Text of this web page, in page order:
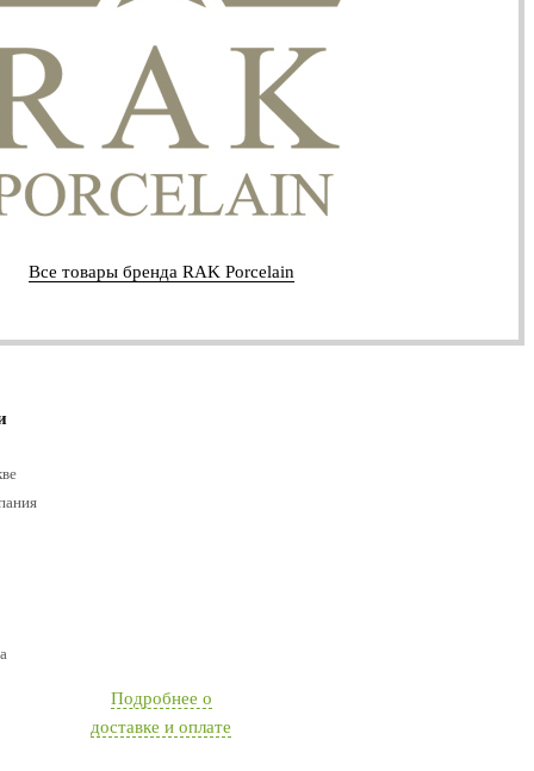
Все товары бренда RAK Porcelain
Подробнее о
доставке и оплате